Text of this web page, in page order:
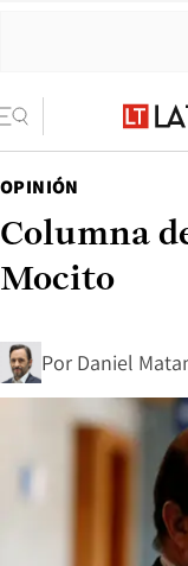
OPINIÓN
Columna
Mocito
Por Daniel